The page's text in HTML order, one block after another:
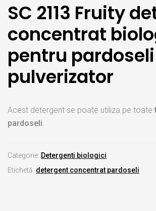
SC 2113 Fruity
concentrat
pentru
pulverizator
Acest detergent se poate utiliza pe toate
pardoseli.
Categorie: Detergenti biologici
Etichetă: detergent concentrat pardoseli